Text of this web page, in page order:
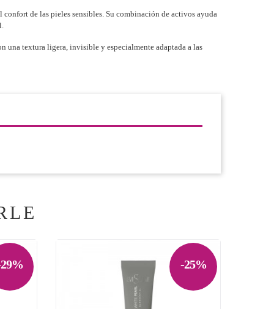
de las pieles sensibles. Su combinación de activos ayuda
una textura ligera, invisible y especialmente adaptada a las
-25%